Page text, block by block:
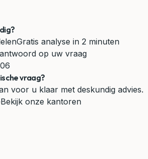
Gratis analyse in 2 minuten
op uw vraag
vraag?
voor u klaar met deskundig advies.
Bekijk onze kantoren